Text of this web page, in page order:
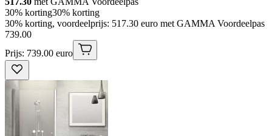
30% korting30% korting
30% korting, voordeelprijs: 517.30 euro met GAMMA Voordeelpas
739.00
Prijs: 739.00 euro